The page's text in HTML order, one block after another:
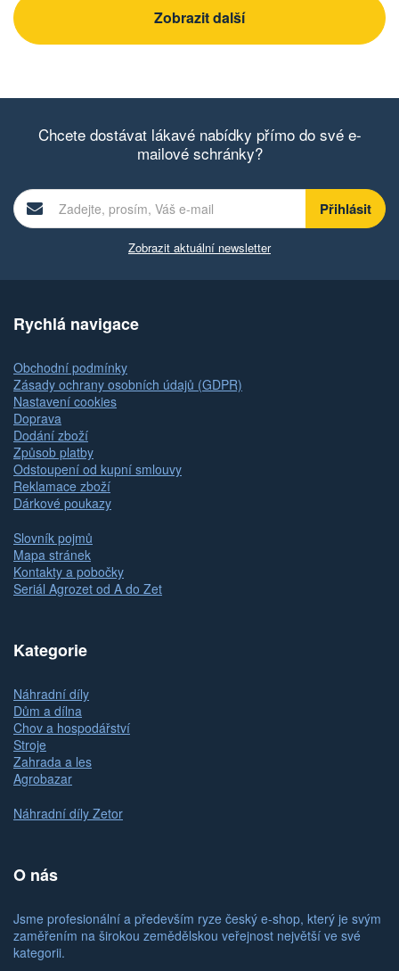
Zobrazit další
Chcete dostávat lákavé nabídky přímo do své e-
mailové schránky?
Zobrazit aktuální newsletter
Rychlá navigace
Obchodní podmínky
Zásady ochrany osobních údajů (GDPR)
Nastavení cookies
Doprava
Dodání zboží
Způsob platby
Odstoupení od kupní smlouvy
Reklamace zboží
Dárkové poukazy
Slovník pojmů
Mapa stránek
Kontakty a pobočky
Seriál Agrozet od A do Zet
Kategorie
Náhradní díly
Dům a dílna
Chov a hospodářství
Stroje
Zahrada a les
Agrobazar
Náhradní díly Zetor
O nás
Jsme profesionální a především ryze český e-shop, který je svým
zaměřením na širokou zemědělskou veřejnost největší ve své
kategorii.